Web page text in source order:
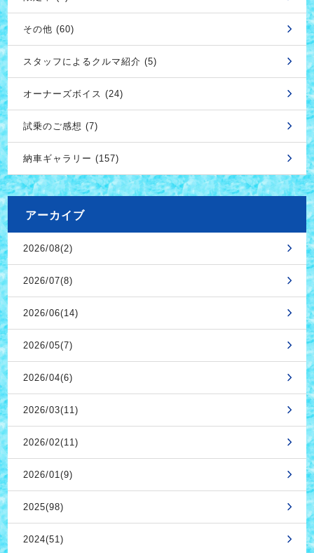
その他 (60)
スタッフによるクルマ紹介 (5)
オーナーズボイス (24)
試乗のご感想 (7)
納車ギャラリー (157)
アーカイブ
2026/08(2)
2026/07(8)
2026/06(14)
2026/05(7)
2026/04(6)
2026/03(11)
2026/02(11)
2026/01(9)
2025(98)
2024(51)